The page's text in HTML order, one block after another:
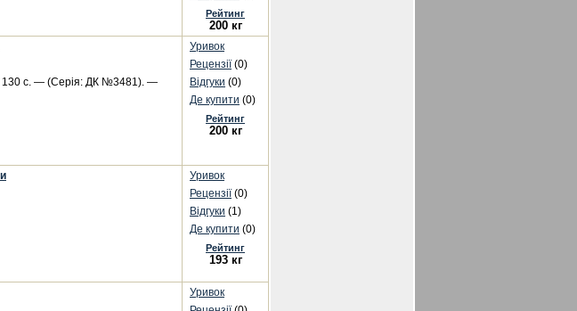
Рейтинг
200 кг
130 с. — (Серія: ДК №3481). —
Уривок
Рецензії(0)
Відгуки (0)
Де купити (0)
Рейтинг
200 кг
Уривок
Рецензії(0)
Відгуки (1)
Де купити (0)
Рейтинг
193 кг
Уривок